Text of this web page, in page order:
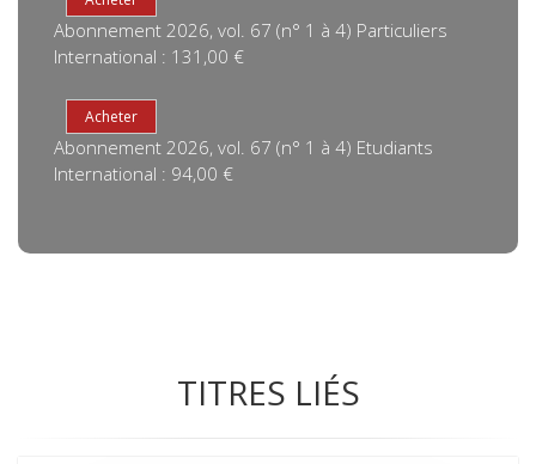
Abonnement 2026, vol. 67 (n° 1 à 4) Particuliers
International : 131,00 €
Abonnement 2026, vol. 67 (n° 1 à 4) Etudiants
International : 94,00 €
TITRES LIÉS